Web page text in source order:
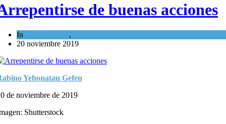
de buenas acciones
In ,
20 noviembre 2019
Yehonatan Gefen
de noviembre de 2019
Shutterstock